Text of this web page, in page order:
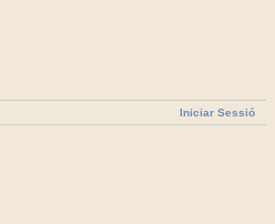
Iniciar Sessió